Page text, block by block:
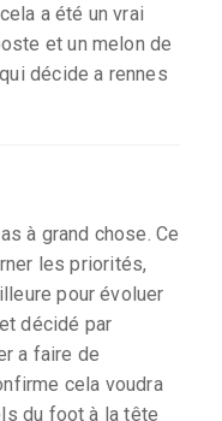
a été un vrai
et un melon de
décide a rennes
à grand chose. Ce
les priorités,
pour évoluer
décidé par
a faire de
cela voudra
du foot à la tête